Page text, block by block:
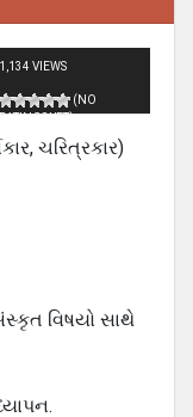
1,134 VIEWS
(NO
RATINGS YET)
ચરિત્રકાર)
વિષયો સાથે